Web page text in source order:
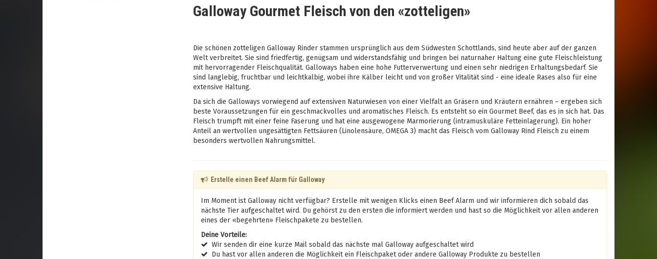
Galloway Gourmet Fleisch von den «zotteligen»
Die schönen zotteligen Galloway Rinder stammen ursprünglich aus dem Südwesten Schottlands, sind heute aber auf der ganzen
Welt verbreitet. Sie sind friedfertig, genügsam und widerstandsfähig und bringen bei naturnaher Haltung eine gute Fleischleistung
mit hervorragender Fleischqualität. Galloways haben eine hohe Futterverwertung und einen sehr niedrigen Erhaltungsbedarf. Sie
sind langlebig, fruchtbar und leichtkalbig, wobei ihre Kälber leicht und von großer Vitalität sind - eine ideale Rases also für eine
extensive Haltung.
Da sich die Galloways vorwiegend auf extensiven Naturwiesen von einer Vielfalt an Gräsern und Kräutern ernähren – ergeben sich
beste Voraussetzungen für ein geschmackvolles und aromatisches Fleisch. Es entsteht so ein Gourmet Beef, das es in sich hat. Das
Fleisch trumpft mit einer feine Faserung und hat eine ausgewogene Marmorierung (intramuskuläre Fetteinlagerung). Ein hoher
Anteil an wertvollen ungesättigten Fettsäuren (Linolensäure, OMEGA 3) macht das Fleisch vom Galloway Rind Fleisch zu einem
besonders wertvollen Nahrungsmittel.
Erstelle einen Beef Alarm für Galloway
Im Moment ist Galloway nicht verfügbar? Erstelle mit wenigen Klicks einen Beef Alarm und wir informieren dich sobald das
nächste Tier aufgeschaltet wird. Du gehörst zu den ersten die informiert werden und hast so die Möglichkeit vor allen anderen
eines der «begehrten» Fleischpakete zu bestellen.
Deine Vorteile:
Wir senden dir eine kurze Mail sobald das nächste mal Galloway aufgeschaltet wird
Du hast vor allen anderen die Möglichkeit ein Fleischpaket oder andere Galloway Produkte zu bestellen